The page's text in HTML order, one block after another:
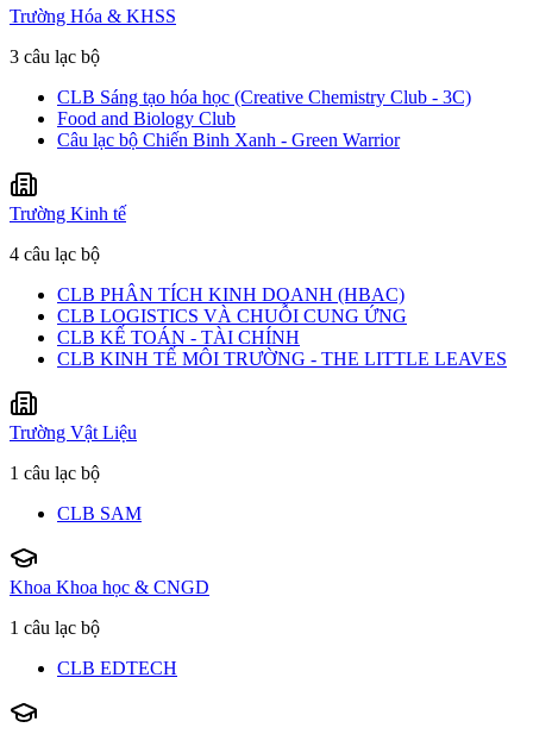
Trường Hóa & KHSS
3 câu lạc bộ
CLB Sáng tạo hóa học (Creative Chemistry Club - 3C)
Food and Biology Club
Câu lạc bộ Chiến Binh Xanh - Green Warrior
Trường Kinh tế
4 câu lạc bộ
CLB PHÂN TÍCH KINH DOANH (HBAC)
CLB LOGISTICS VÀ CHUỖI CUNG ỨNG
CLB KẾ TOÁN - TÀI CHÍNH
CLB KINH TẾ MÔI TRƯỜNG - THE LITTLE LEAVES
Trường Vật Liệu
1 câu lạc bộ
CLB SAM
Khoa Khoa học & CNGD
1 câu lạc bộ
CLB EDTECH